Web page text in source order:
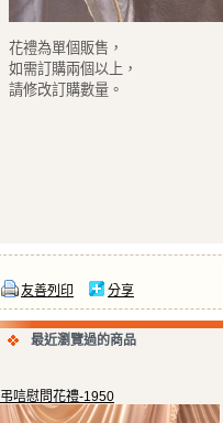
花禮為單個販售，
如需訂購兩個以上，
請修改訂購數量。
友善列印 分享
最近瀏覽過的商品
弔唁慰問花禮-1950